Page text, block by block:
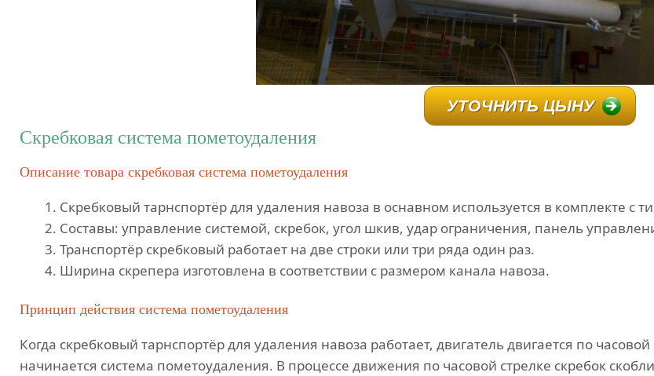
УТОЧНИТЬ ЦЫНУ
Скребковая система пометоудаления
Описание товара скребковая система пометоудаления
Скребковый тарнспортёр для удаления навоза в оснавном используется в комплекте с
Составы: управление системой, скребок, угол шкив, удар ограничения, панель
Транспортёр скребковый работает на две строки или три ряда один раз.
Ширина скрепера изготовлена в соответствии с размером канала навоза.
Принцип действия система пометоудаления
Когда скребковый тарнспортёр для удаления навоза работает, двигатель двигается по
начинается система пометоудаления. В процессе движения по часовой стрелке скребок